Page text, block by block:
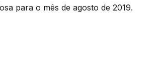
para o mês de agosto de 2019.